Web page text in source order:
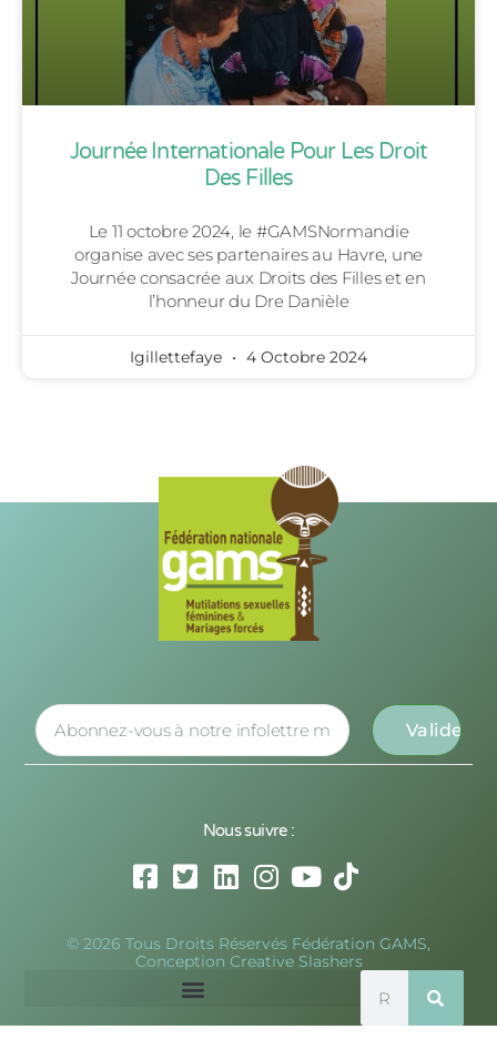
Journée Internationale Pour Les Droit
Des Filles
Le 11 octobre 2024, le #GAMSNormandie
organise avec ses partenaires au Havre, une
Journée consacrée aux Droits des Filles et en
l’honneur du Dre Danièle
Igillettefaye 4 Octobre 2024
Nous suivre :
© 2026 Tous Droits Réservés Fédération GAMS,
Conception Creative Slashers